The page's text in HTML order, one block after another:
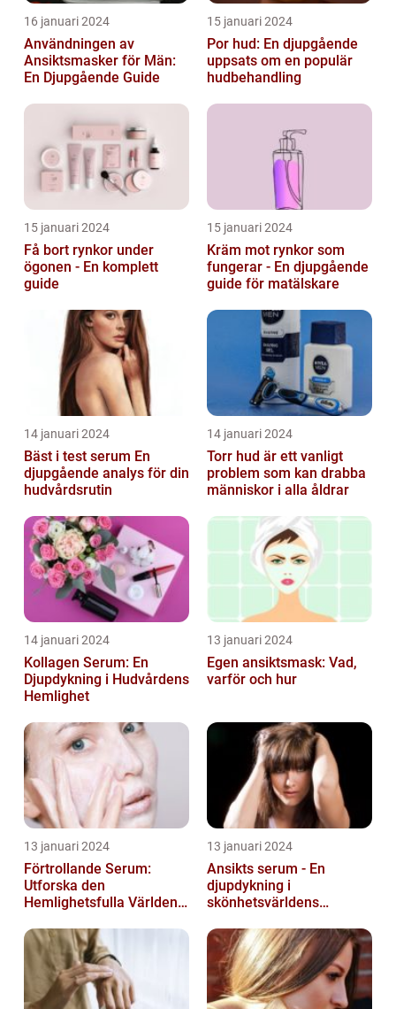
16 januari 2024
Användningen av
Ansiktsmasker för Män:
En Djupgående Guide
15 januari 2024
Por hud: En djupgående
uppsats om en populär
hudbehandling
15 januari 2024
Få bort rynkor under
ögonen - En komplett
guide
15 januari 2024
Kräm mot rynkor som
fungerar - En djupgående
guide för matälskare
14 januari 2024
Bäst i test serum En
djupgående analys för din
hudvårdsrutin
14 januari 2024
Torr hud är ett vanligt
problem som kan drabba
människor i alla åldrar
14 januari 2024
Kollagen Serum: En
Djupdykning i Hudvårdens
Hemlighet
13 januari 2024
Egen ansiktsmask: Vad,
varför och hur
13 januari 2024
Förtrollande Serum:
Utforska den
Hemlighetsfulla Världen
Näringsämnen
13 januari 2024
Ansikts serum - En
djupdykning i
skönhetsvärldens